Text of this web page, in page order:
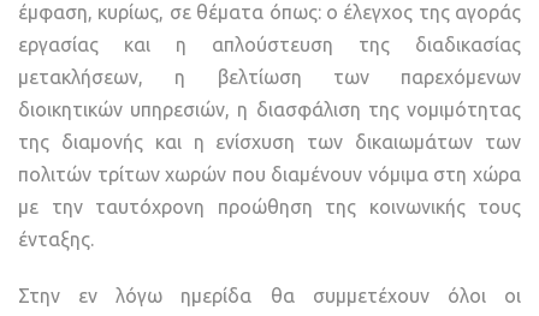
έμφαση, κυρίως, σε θέματα όπως: ο έλεγχος της αγοράς
εργασίας και η απλούστευση της διαδικασίας
μετακλήσεων, η βελτίωση των παρεχόμενων
διοικητικών υπηρεσιών, η διασφάλιση της νομιμότητας
της διαμονής και η ενίσχυση των δικαιωμάτων των
πολιτών τρίτων χωρών που διαμένουν νόμιμα στη χώρα
με την ταυτόχρονη προώθηση της κοινωνικής τους
ένταξης.
Στην εν λόγω ημερίδα θα συμμετέχουν όλοι οι